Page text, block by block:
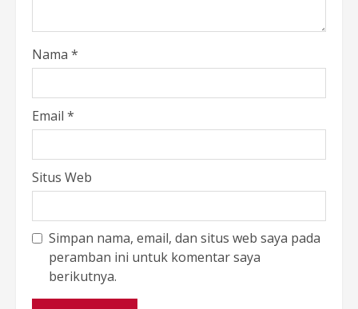
Nama *
Email *
Situs Web
Simpan nama, email, dan situs web saya pada
peramban ini untuk komentar saya
berikutnya.